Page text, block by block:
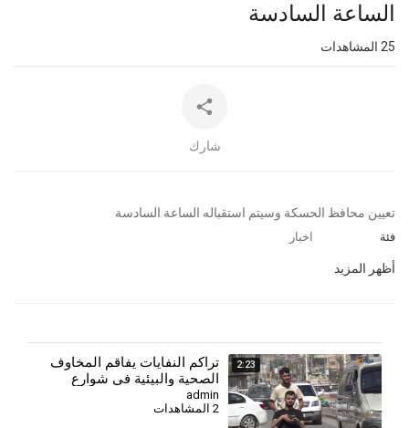
الساعة السادسة
المشاهدات
شارك
⁣تعيين محافظ الحسكة وسيتم استقباله الساعة السادسة
فئة اخبار
أظهر المزيد
2:23
تراكم النفايات يفاقم المخاوف
الصحية والبيئية في شوارع
الحسكة
admin
2 المشاهدات